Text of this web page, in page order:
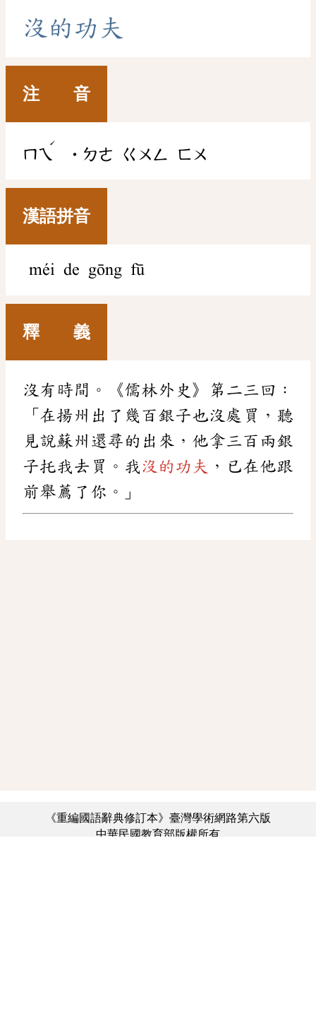
沒 的功 夫
注 音
ㄇㄟ
ˊ
˙ㄉㄜ ㄍㄨㄥ ㄈㄨ
漢語拼音
méi de gōng fū
釋 義
沒有時間。《儒林外史》第二三回：
「在揚州出了幾百銀子也沒處買，聽
見說蘇州還尋的出來，他拿三百兩銀
子托我去買。我沒的功夫 ，已在他跟
前舉薦了你。」
《重編國語辭典修訂本》臺灣學術網路第六版
中華民國教育部版權所有